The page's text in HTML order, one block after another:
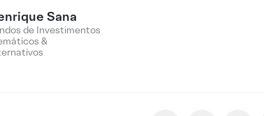
Sana
de Investimentos
&